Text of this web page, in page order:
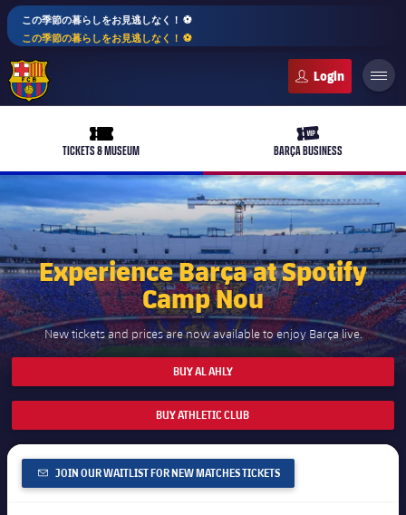
この季節の暮らしをお見逃しなく！ ⚽️
この季節の暮らしをお見逃しなく！ ⚽️
ticket-full
TICKETS & MUSEUM
ticket-vip
BARÇA BUSINESS
plusicon
label.aria.plus
バルサアカデミー
plusicon
label.aria.plus
10年毎
会長
plusicon
label.aria.plus
PLUSICON
LABEL.ARIA.PLUS
トップチーム
女子サッカー
plusicon
label.aria.plus
結果
plusicon
label.aria.plus
スケジュール
チケット
PLUSICON
LABEL.ARIA.PLUS
トップチーム
plusicon
label.aria.plus
Experience Barça at Spotify
Camp Nou
New tickets and prices are now available to enjoy Barça live.
BUY AL AHLY
BUY ATHLETIC CLUB
JOIN OUR WAITLIST FOR NEW MATCHES TICKETS